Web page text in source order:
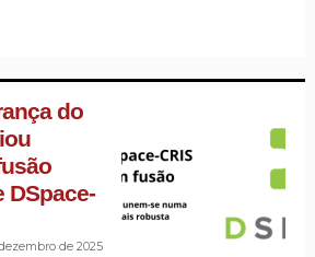
do
DSpace-
de 2025